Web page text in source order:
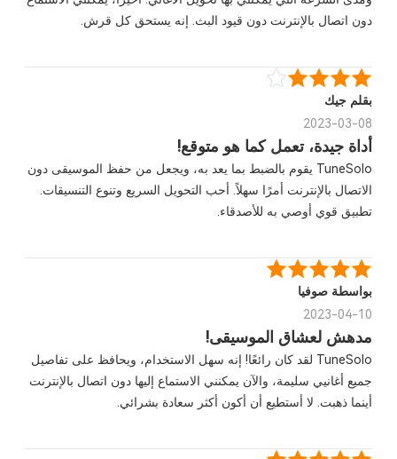
دون اتصال بالإنترنت دون قيود البث. إنه يستحق كل قرش.
بقلم جيك
2023-03-08
أداة جيدة، تعمل كما هو متوقع!
TuneSolo يقوم بالضبط بما يعد به، ويجعل من حفظ الموسيقى دون
الاتصال بالإنترنت أمرًا سهلاً. أحب التحويل السريع وتنوع التنسيقات.
تطبيق قوي أوصي به للأصدقاء.
بواسطة صوفيا
2023-04-10
مدهش لعشاق الموسيقى!
TuneSolo لقد كان رائعًا! إنه سهل الاستخدام، ويحافظ على تفاصيل
جميع أغانيي سليمة، والآن يمكنني الاستماع إليها دون اتصال بالإنترنت
أينما ذهبت. لا أستطيع أن أكون أكثر سعادة بشرائي.